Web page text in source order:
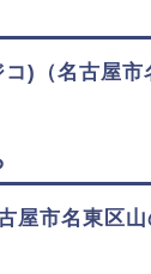
)（名古屋市
屋市名東区山